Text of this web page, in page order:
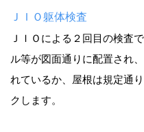
ＪＩＯ躯体検査
ＪＩＯによる２回目の検査
ル等が図面通りに配置され
れているか、屋根は規定通
クします。